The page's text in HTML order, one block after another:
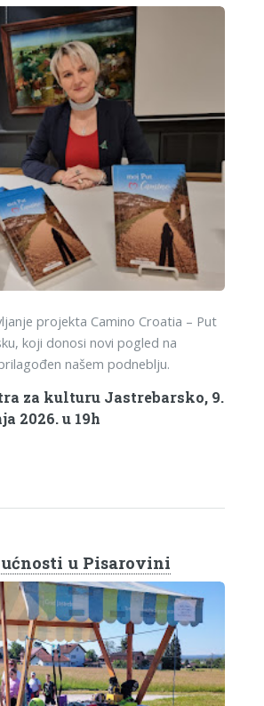
projekta Camino Croatia – Put
koji donosi novi pogled na
našem podneblju.
za kulturu Jastrebarsko, 9.
2026. u 19h
u Pisarovini